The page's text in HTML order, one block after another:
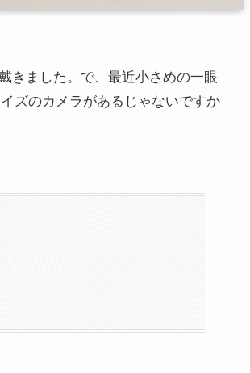
きました。で、最近小さめの一眼
ズのカメラがあるじゃないですか